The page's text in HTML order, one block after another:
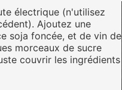
électrique (n'utilisez
Ajoutez une
soja foncée, et de vin de
morceaux de sucre
couvrir les ingrédients